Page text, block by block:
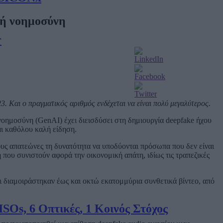
6 Οπτικές, 1 Κοινός Στόχος
νοημοσύνη
ο πραγματικός αριθμός ενδέχεται να είναι πολύ μεγαλύτερος.
(GenAI) έχει διεισδύσει στη δημιουργία deepfake ήχου
καθόλου καλή είδηση.
απατεώνες τη δυνατότητα να υποδύονται πρόσωπα που δεν είναι
συνιστούν αφορά την οικονομική απάτη, ιδίως τις τραπεζικές
διαμοιράστηκαν έως και οκτώ εκατομμύρια συνθετικά βίντεο, από